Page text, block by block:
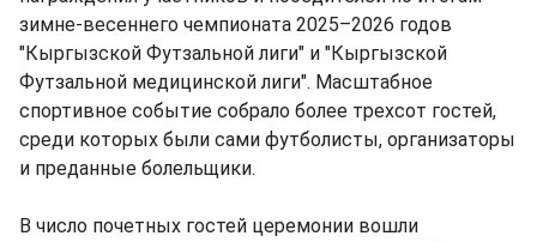
зимне-весеннего чемпионата 2025–2026 годов
"Кыргызской Футзальной лиги" и "Кыргызской
Футзальной медицинской лиги". Масштабное
спортивное событие собрало более трехсот гостей,
среди которых были сами футболисты, организаторы
и преданные болельщики.
В число почетных гостей церемонии вошли